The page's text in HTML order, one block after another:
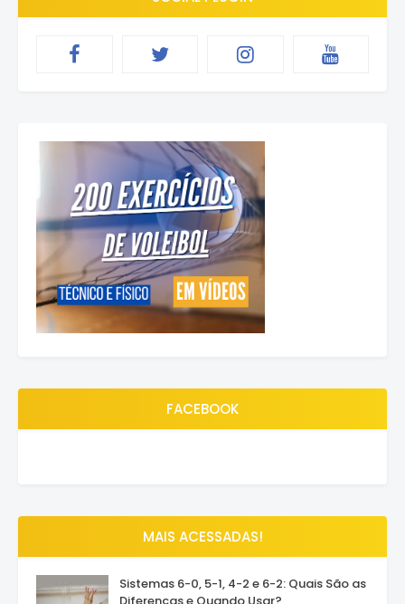
FACEBOOK
MAIS ACESSADAS!
Sistemas 6-0, 5-1, 4-2 e 6-2: Quais São as